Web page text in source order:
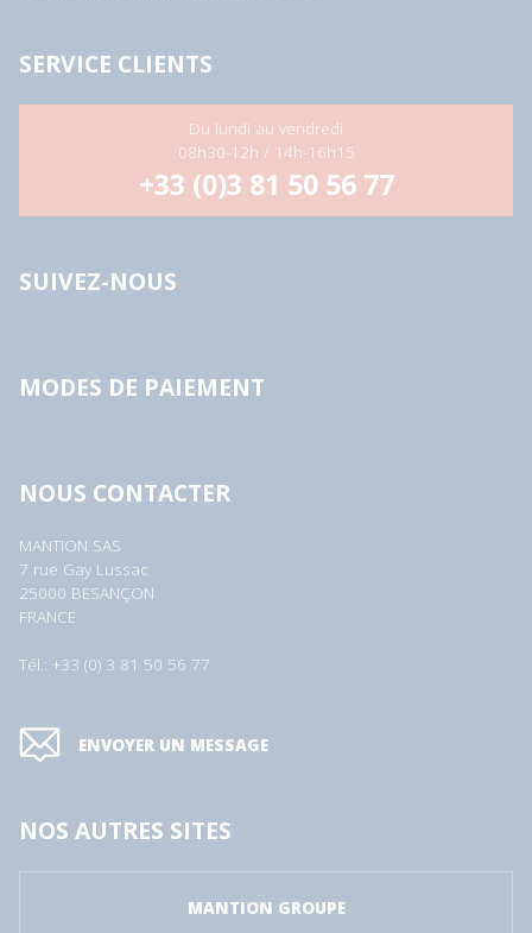
SERVICE CLIENTS
Du lundi au vendredi
08h30-12h / 14h-16h15
+33 (0)3 81 50 56 77
SUIVEZ-NOUS
MODES DE PAIEMENT
NOUS CONTACTER
MANTION SAS
7 rue Gay Lussac
25000 BESANÇON
FRANCE
Tél.: +33 (0) 3 81 50 56 77
ENVOYER UN MESSAGE
NOS AUTRES SITES
MANTION GROUPE